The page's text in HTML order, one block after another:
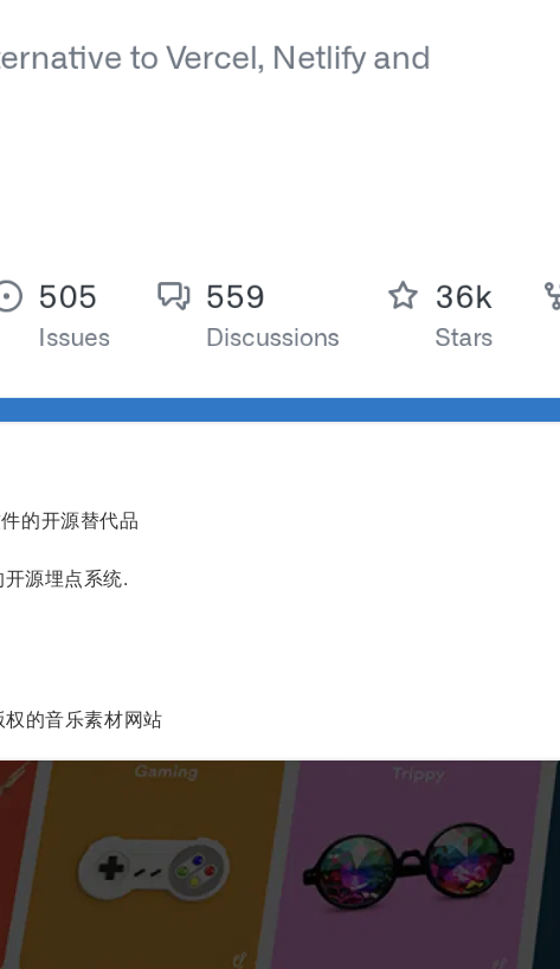
的开源替代品
源埋点系统.
的音乐素材网站